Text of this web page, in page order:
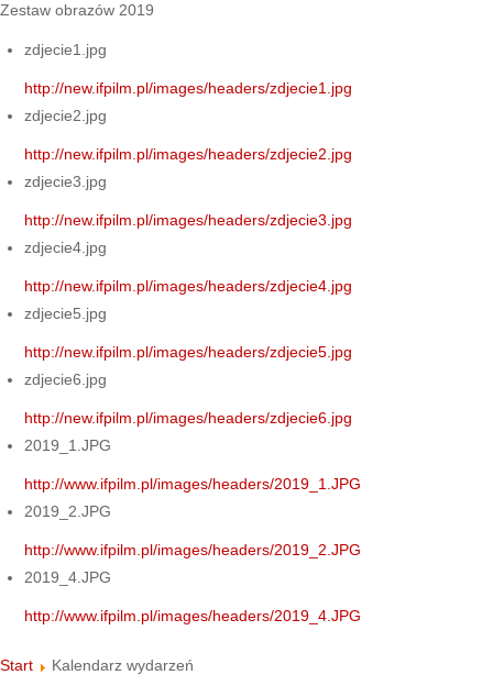
Zestaw obrazów 2019
zdjecie1.jpg
http://new.ifpilm.pl/images/headers/zdjecie1.jpg
zdjecie2.jpg
http://new.ifpilm.pl/images/headers/zdjecie2.jpg
zdjecie3.jpg
http://new.ifpilm.pl/images/headers/zdjecie3.jpg
zdjecie4.jpg
http://new.ifpilm.pl/images/headers/zdjecie4.jpg
zdjecie5.jpg
http://new.ifpilm.pl/images/headers/zdjecie5.jpg
zdjecie6.jpg
http://new.ifpilm.pl/images/headers/zdjecie6.jpg
2019_1.JPG
http://www.ifpilm.pl/images/headers/2019_1.JPG
2019_2.JPG
http://www.ifpilm.pl/images/headers/2019_2.JPG
2019_4.JPG
http://www.ifpilm.pl/images/headers/2019_4.JPG
Start Kalendarz wydarzeń